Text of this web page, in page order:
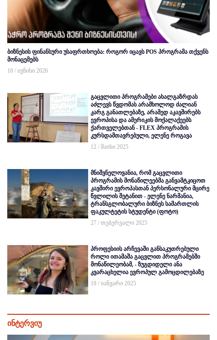
ბიზნესის ფინანსური უსაფრთხოება: როგორ იცავს POS პროგრამა თქვენს
მონაცემებს
10 / ივნისი 2026
გაცვლითი პროგრამები ახალგაზრდას
აძლევს წვდომას არამხოლოდ ძალიან
კარგ განათლებაზე, არამედ აკავშირებს
ევროპისა და ამერიკის მოქალაქეებს
ქართველებთან - FLEX პროგრამის
კურსდამთავრებული, ელენე როგავა
12 / მაისი 2025
მნიშვნელოვანია, რომ გაცვლითი
პროგრამის მონაწილეებმა განვამტკიცოთ
კავშირი ევროპასთან პერსონალური მცირე
წვლილის შეტანით - ელენე ნარმანია,
ტრანსგლობალური ბიზნეს სამართლის
ფაკულტეტის სტუდენტი (ფოტო)
27 / თებერვალი 2025
პროფესიის არჩევაში განსაკუთრებული
როლი ითამაშა გაცვლით პროგრამებში
მონაწილეობამ, - ზუგდიდელი ანა
კვარაცხელია ევროპულ გამოცდილებაზე
18 / იანვარი 2025
ინტერვიუ